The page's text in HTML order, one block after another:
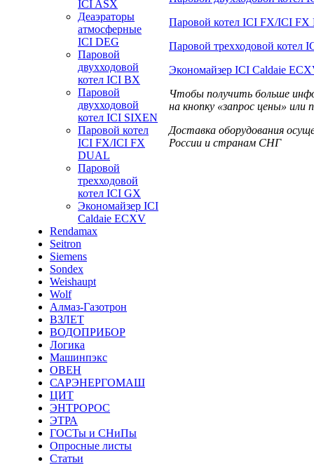
ICI ASX
Деаэраторы
атмосферные
ICI DEG
Паровой
двухходовой
котел ICI BX
Паровой
двухходовой
котел ICI SIXEN
Паровой котел
ICI FX/ICI FX
DUAL
Паровой
трехходовой
котел ICI GX
Экономайзер ICI
Caldaie ECXV
Rendamax
Seitron
Siemens
Sondex
Weishaupt
Wolf
Алмаз-Газотрон
ВЗЛЕТ
ВОДОПРИБОР
Логика
Машинпэкс
ОВЕН
САРЭНЕРГОМАШ
ЦИТ
ЭНТРОРОС
ЭТРА
ГОСТы и СНиПы
Опросные листы
Статьи
Паровой котел ICI FX/ICI
Паровой трехходовой котел
Экономайзер ICI Caldaie
Чтобы получить больше
на кнопку «запрос цены» или
Доставка оборудования
России и странам СНГ